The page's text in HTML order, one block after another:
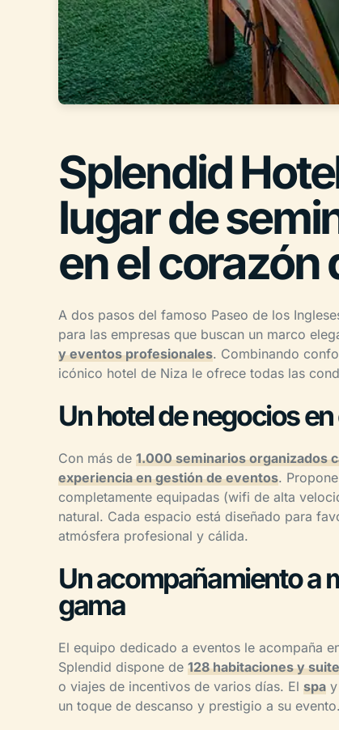
Splendid
lugar de
en el corazón
A dos pasos del famoso Paseo de los
para las empresas que buscan un marco
y eventos profesionales. Combinando
icónico hotel de Niza le ofrece todas las
Un hotel de negocios
Con más de 1.000 seminarios organizados
experiencia en gestión de eventos.
completamente equipadas (wifi de alta
natural. Cada espacio está diseñado para
atmósfera profesional y cálida.
Un acompañamiento a
gama
El equipo dedicado a eventos le acompaña
Splendid dispone de 128 habitaciones y
o viajes de incentivos de varios días. El spa
un toque de descanso y prestigio a su evento.